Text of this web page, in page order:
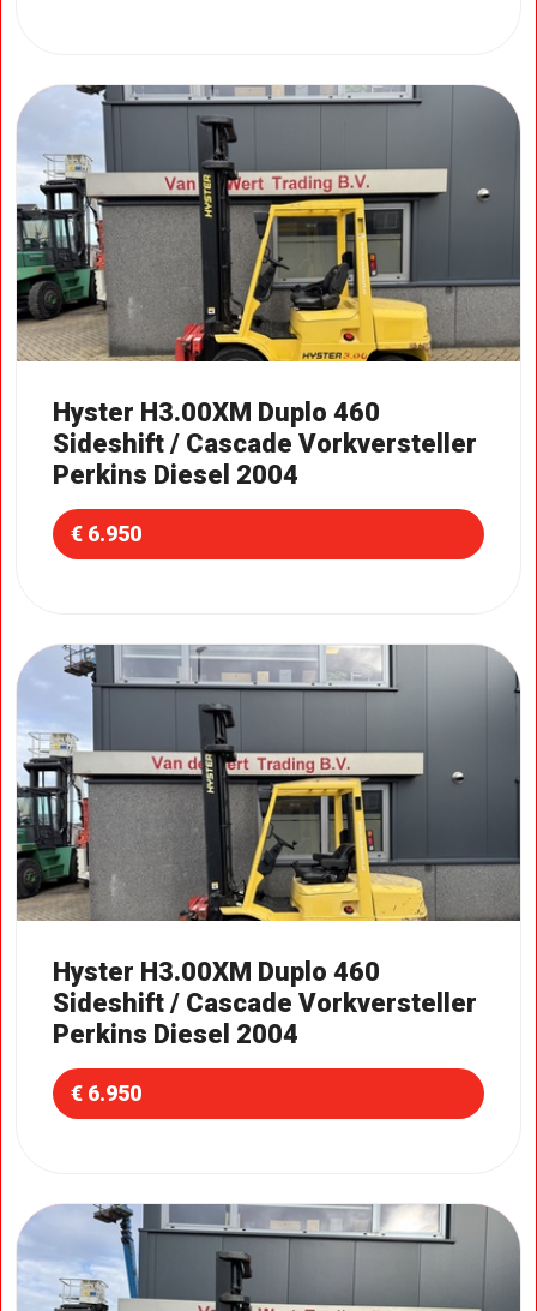
Hyster H3.00XM Duplo 460
Sideshift / Cascade Vorkversteller
Perkins Diesel 2004
€ 6.950
Hyster H3.00XM Duplo 460
Sideshift / Cascade Vorkversteller
Perkins Diesel 2004
€ 6.950